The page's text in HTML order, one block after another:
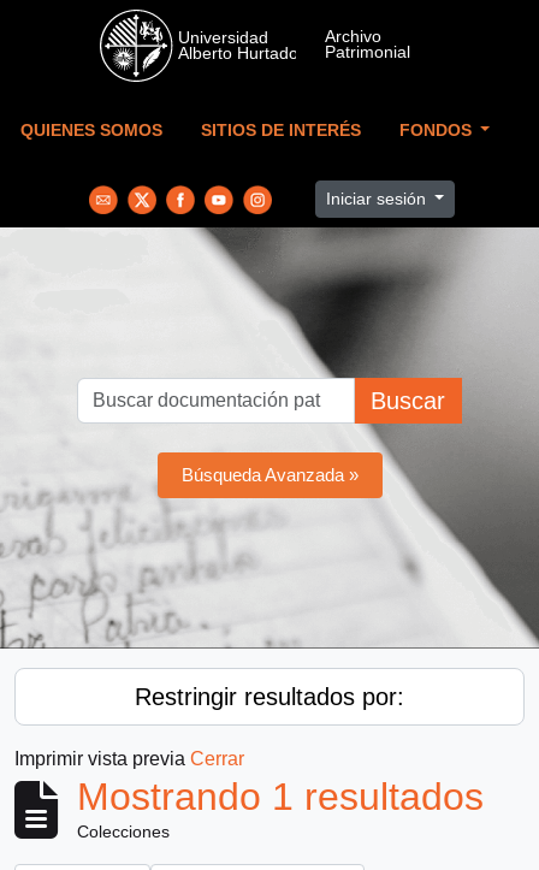
Skip to main content
QUIENES SOMOS SITIOS DE INTERÉS FONDOS
Iniciar sesión
Buscar
Búsqueda Avanzada »
Restringir resultados por:
Imprimir vista previa Cerrar
Mostrando 1 resultados
Colecciones